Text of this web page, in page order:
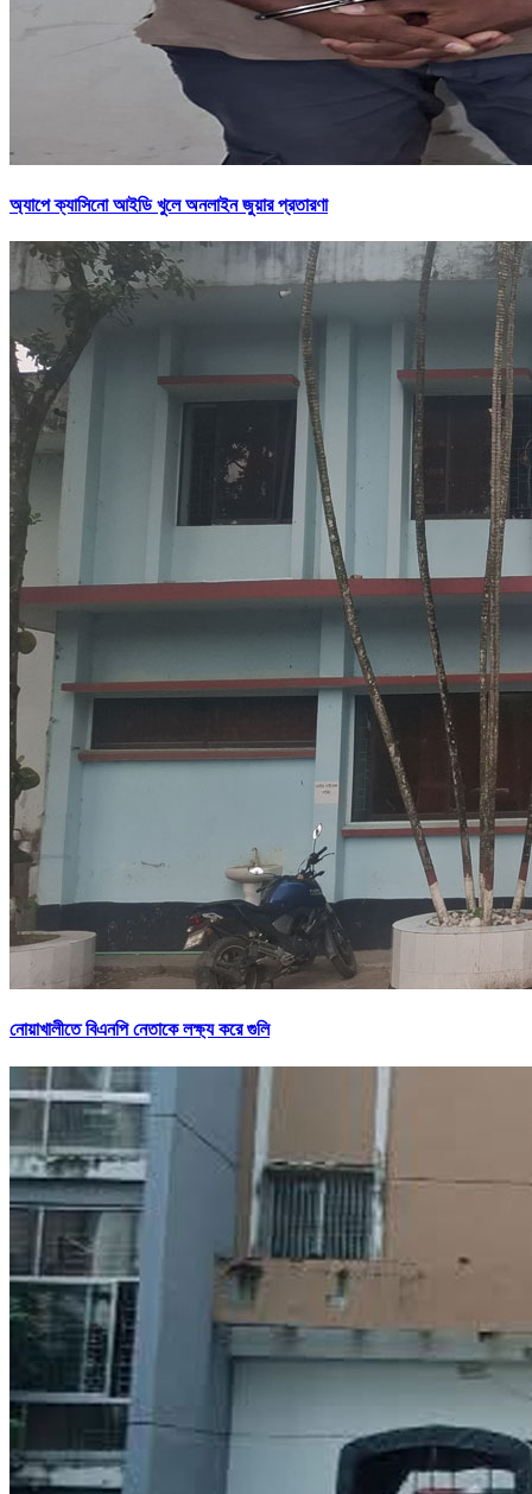
অ্যাপে ক্যাসিনো আইডি খুলে অনলাইন জুয়ার প্রতারণা
নোয়াখালীতে বিএনপি নেতাকে লক্ষ্য করে গুলি